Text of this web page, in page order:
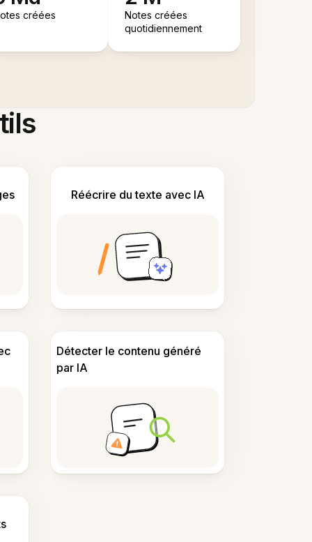
créées
Notes créées
quotidiennement
Réécrire du texte avec IA
Détecter le contenu généré
par IA